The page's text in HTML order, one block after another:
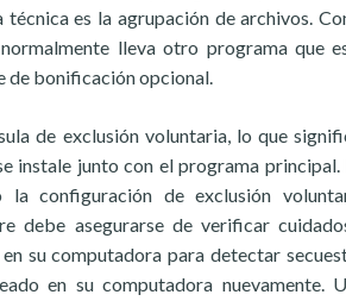
es la agrupación de archivos.
lleva otro programa que
de bonificación opcional.
de exclusión voluntaria, lo que
instale junto con el programa
la configuración de exclusión
debe asegurarse de verificar
su computadora para detectar
en su computadora nuevamente.